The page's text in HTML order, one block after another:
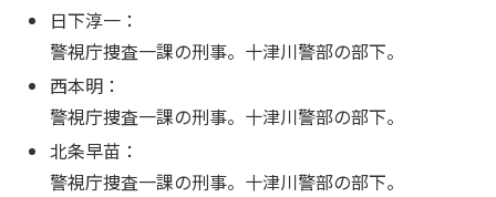
日下淳一：
警視庁捜査一課の刑事。十津川警部の部下。
西本明：
警視庁捜査一課の刑事。十津川警部の部下。
北条早苗：
警視庁捜査一課の刑事。十津川警部の部下。